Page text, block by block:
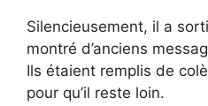
Silencieusement, il a
montré d’anciens
Ils étaient remplis de
pour qu’il reste loin.